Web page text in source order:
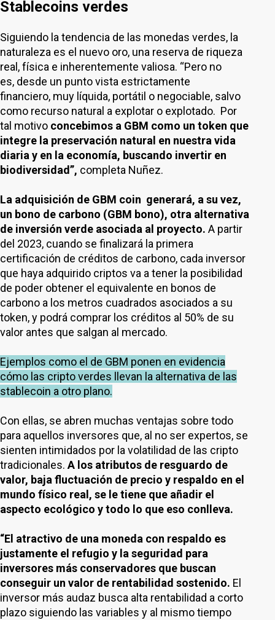
Stablecoins verdes
Siguiendo la tendencia de las monedas verdes, la
naturaleza es el nuevo oro, una reserva de riqueza
real, física e inherentemente valiosa. “Pero no
es, desde un punto vista estrictamente
financiero, muy líquida, portátil o negociable, salvo
como recurso natural a explotar o explotado. Por
tal motivo concebimos a GBM como un token que
integre la preservación natural en nuestra vida
diaria y en la economía, buscando invertir en
biodiversidad”, completa Nuñez.
La adquisición de GBM coin generará, a su vez,
un bono de carbono (GBM bono), otra alternativa
de inversión verde asociada al proyecto. A partir
del 2023, cuando se finalizará la primera
certificación de créditos de carbono, cada inversor
que haya adquirido criptos va a tener la posibilidad
de poder obtener el equivalente en bonos de
carbono a los metros cuadrados asociados a su
token, y podrá comprar los créditos al 50% de su
valor antes que salgan al mercado.
Ejemplos como el de GBM ponen en evidencia
cómo las cripto verdes llevan la alternativa de las
stablecoin a otro plano.
Con ellas, se abren muchas ventajas sobre todo
para aquellos inversores que, al no ser expertos, se
sienten intimidados por la volatilidad de las cripto
tradicionales. A los atributos de resguardo de
valor, baja fluctuación de precio y respaldo en el
mundo físico real, se le tiene que añadir el
aspecto ecológico y todo lo que eso conlleva.
“El atractivo de una moneda con respaldo es
justamente el refugio y la seguridad para
inversores más conservadores que buscan
conseguir un valor de rentabilidad sostenido. El
inversor más audaz busca alta rentabilidad a corto
plazo siguiendo las variables y al mismo tiempo